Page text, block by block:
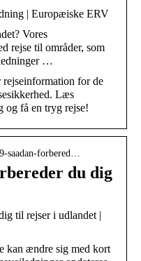
| Europæiske ERV
Vores
rejse til områder, som
…
for de
Læs
og få en tryg rejse!
saadan-forbered…
du dig
til rejser i udlandet |
kan ændre sig med kort